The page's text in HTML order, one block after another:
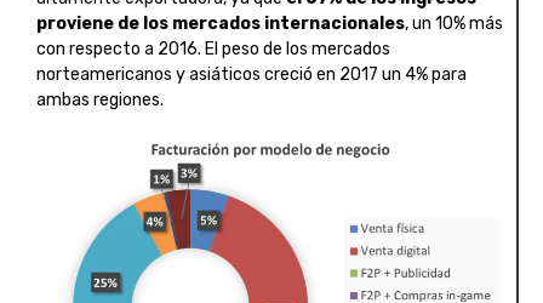
proviene de los mercados internacionales, un 10% más
con respecto a 2016. El peso de los mercados
norteamericanos y asiáticos creció en 2017 un 4% para
ambas regiones.